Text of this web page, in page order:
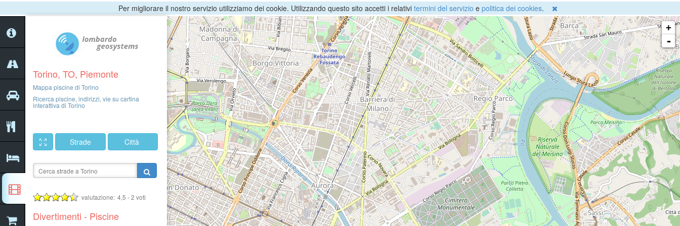
Per migliorare il nostro servizio utilizziamo dei cookie. Utilizzando questo sito accetti i relativi termini del servizio e politica dei cookies.
+
-
Torino, TO, Piemonte
Mappa piscine di Torino
Ricerca piscine, indirizzi, vie su cartina
interattiva di Torino
Strade Città
valutazione: 4,5 -2 voti
Divertimenti - Piscine